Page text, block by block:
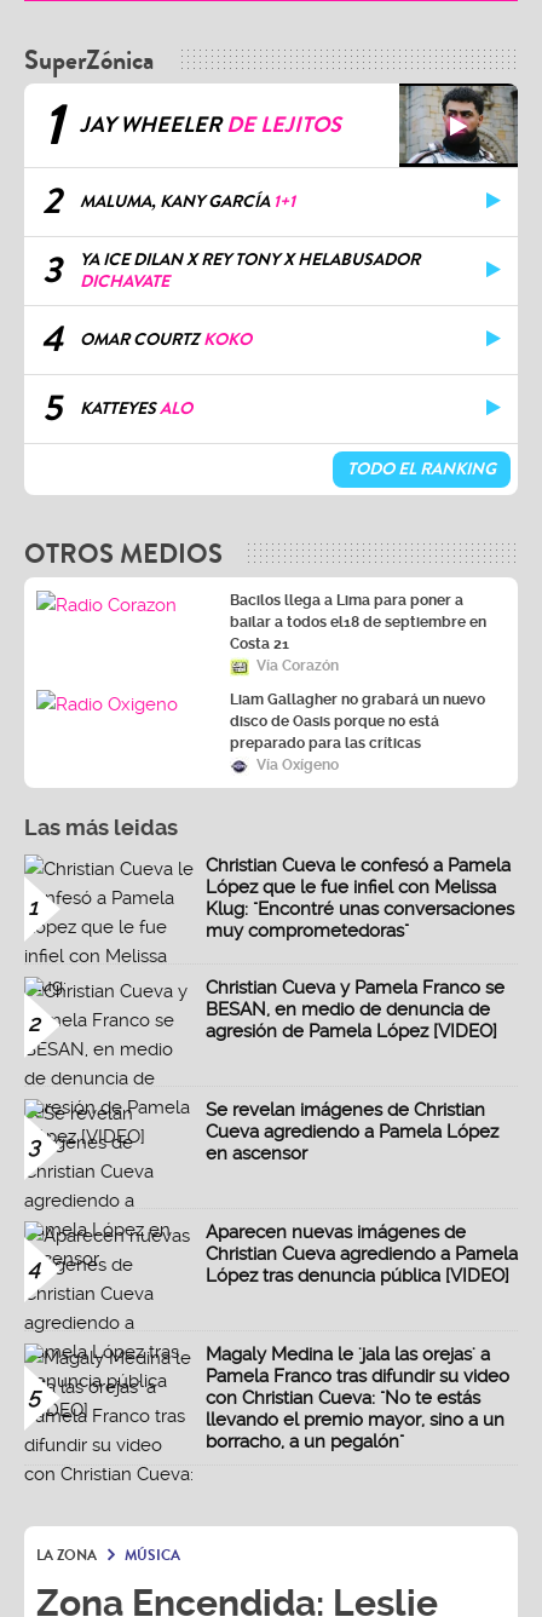
SuperZónica
1 JAY WHEELERDE LEJITOS
2 MALUMA, KANY GARCÍA 1+1
3
YA ICE DILAN X REY TONY X HELABUSADOR
DICHAVATE
4 OMAR COURTZKOKO
5 KATTEYESALO
TODO EL RANKING
OTROS MEDIOS
Bacilos llega a Lima para poner a
bailar a todos el18 de septiembre en
Costa 21
Vía Corazón
Liam Gallagher no grabará un nuevo
disco de Oasis porque no está
preparado para las críticas
Vía Oxígeno
Las más leidas
1
Christian Cueva le confesó a Pamela
López que le fue infiel con Melissa
Klug: "Encontré unas conversaciones
muy comprometedoras"
2
Christian Cueva y Pamela Franco se
BESAN, en medio de denuncia de
agresión de Pamela López [VIDEO]
3
Se revelan imágenes de Christian
Cueva agrediendo a Pamela López
en ascensor
4
Aparecen nuevas imágenes de
Christian Cueva agrediendo a Pamela
López tras denuncia pública [VIDEO]
5
Magaly Medina le 'jala las orejas' a
Pamela Franco tras difundir su video
con Christian Cueva: "No te estás
llevando el premio mayor, sino a un
borracho, a un pegalón"
LA ZONA MÚSICA
Zona Encendida: Leslie